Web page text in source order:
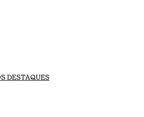
DESTAQUES